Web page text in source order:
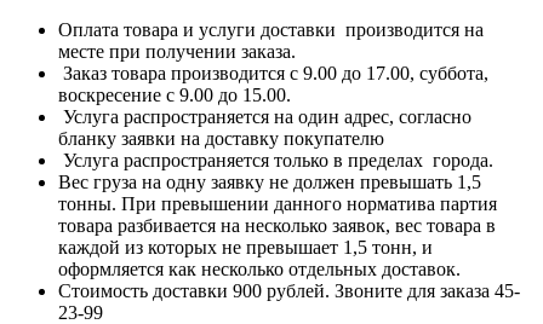
Оплата товара и услуги доставки производится на
месте при получении заказа.
Заказ товара производится с 9.00 до 17.00, суббота,
воскресение с 9.00 до 15.00.
Услуга распространяется на один адрес, согласно
бланку заявки на доставку покупателю
Услуга распространяется только в пределах города.
Вес груза на одну заявку не должен превышать 1,5
тонны. При превышении данного норматива партия
товара разбивается на несколько заявок, вес товара в
каждой из которых не превышает 1,5 тонн, и
оформляется как несколько отдельных доставок.
Стоимость доставки 900 рублей. Звоните для заказа 45-
23-99